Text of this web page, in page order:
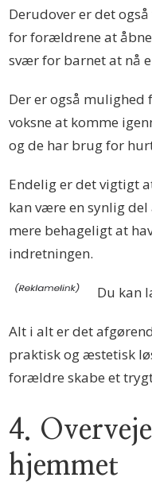
Derudover er det
for forældrene at
svær for barnet at nå
Der er også
voksne at komme
og de har brug for
Endelig er det vigtigt
kan være en synlig
mere behageligt at
indretningen.
Du kan
Alt i alt er det
praktisk og æstetisk
forældre skabe et
4.
hjemmet